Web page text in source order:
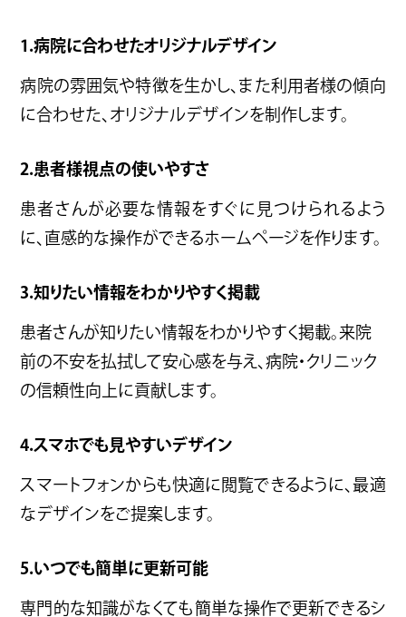
1.病院に合わせたオリジナルデザイン
病院の雰囲気や特徴を生かし、また利用者様の傾向
に合わせた、オリジナルデザインを制作します。
2.患者様視点の使いやすさ
患者さんが必要な情報をすぐに見つけられるよう
に、直感的な操作ができるホームページを作ります。
3.知りたい情報をわかりやすく掲載
患者さんが知りたい情報をわかりやすく掲載。来院
前の不安を払拭して安心感を与え、病院・クリニック
の信頼性向上に貢献します。
4.スマホでも見やすいデザイン
スマートフォンからも快適に閲覧できるように、最適
なデザインをご提案します。
5.いつでも簡単に更新可能
専門的な知識がなくても簡単な操作で更新できるシ